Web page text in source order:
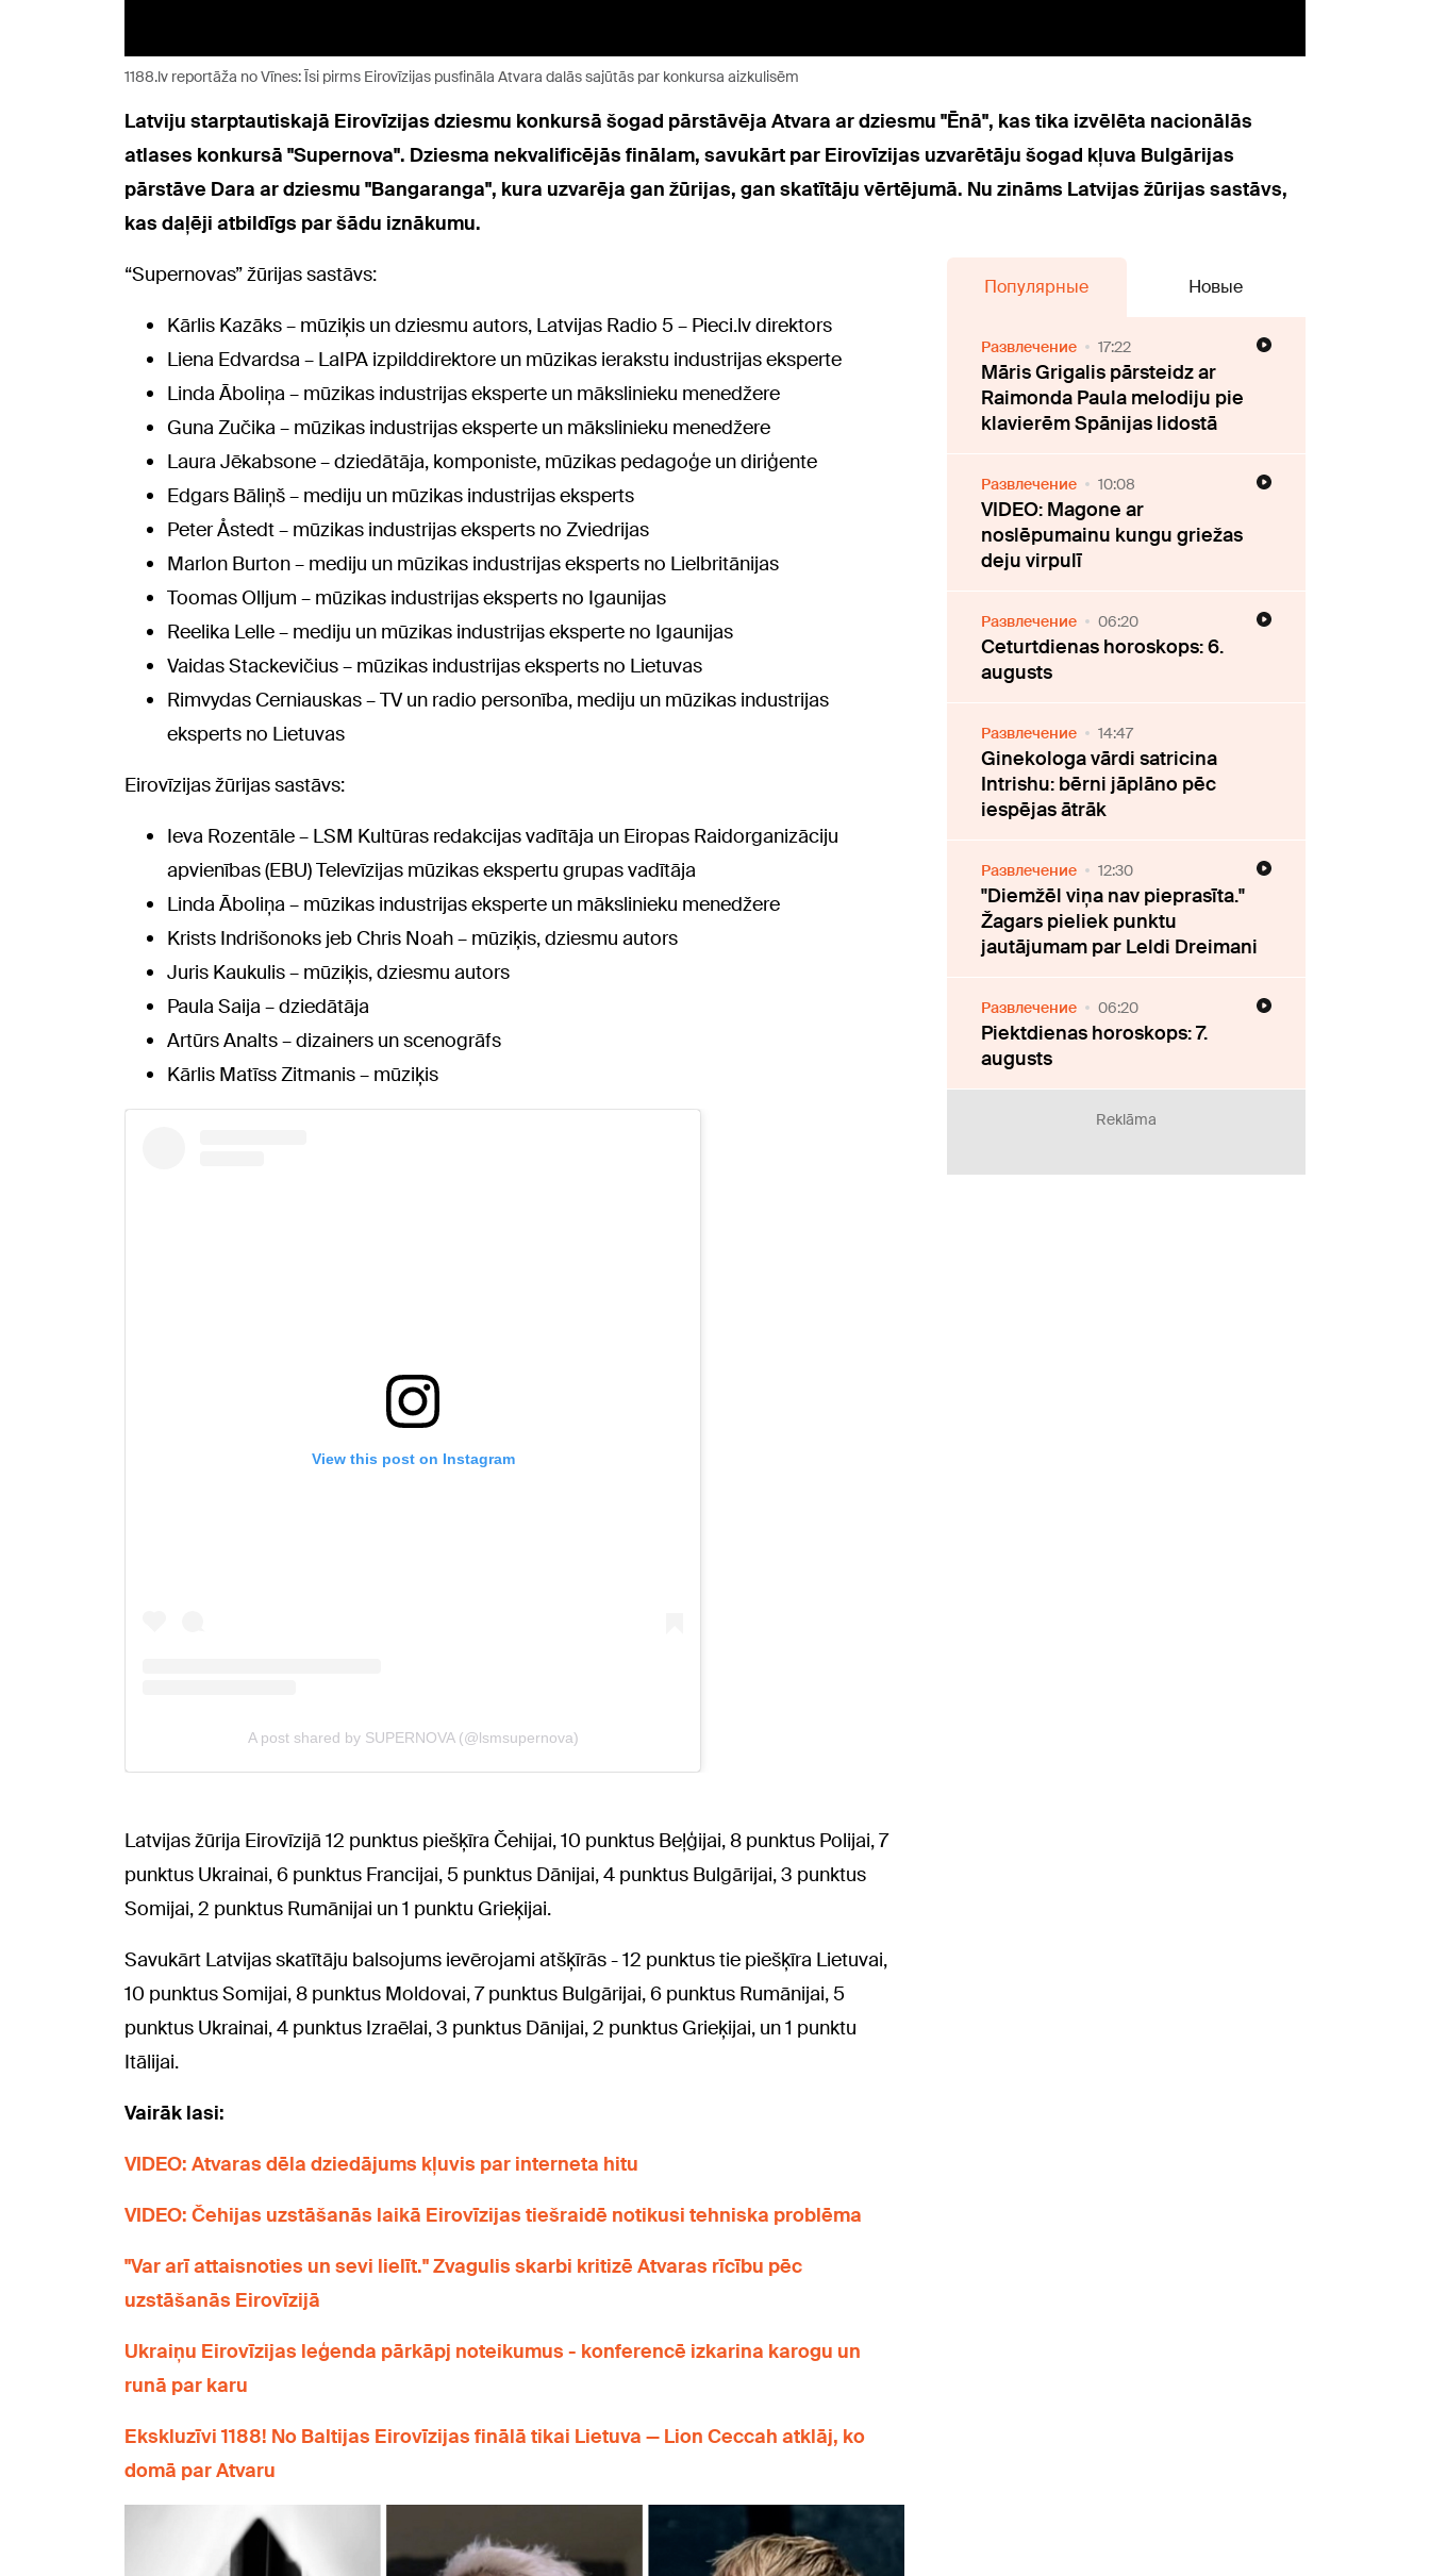
1188.lv reportāža no Vīnes: Īsi pirms Eirovīzijas pusfināla Atvara dalās sajūtās par konkursa aizkulisēm
Latviju starptautiskajā Eirovīzijas dziesmu konkursā šogad pārstāvēja Atvara ar dziesmu "Ēnā", kas tika izvēlēta nacionālās
atlases konkursā "Supernova". Dziesma nekvalificējās finālam, savukārt par Eirovīzijas uzvarētāju šogad kļuva Bulgārijas
pārstāve Dara ar dziesmu "Bangaranga", kura uzvarēja gan žūrijas, gan skatītāju vērtējumā. Nu zināms Latvijas žūrijas sastāvs,
kas daļēji atbildīgs par šādu iznākumu.
“Supernovas” žūrijas sastāvs:
Kārlis Kazāks – mūziķis un dziesmu autors, Latvijas Radio 5 – Pieci.lv direktors
Liena Edvardsa – LaIPA izpilddirektore un mūzikas ierakstu industrijas eksperte
Linda Āboliņa – mūzikas industrijas eksperte un mākslinieku menedžere
Guna Zučika – mūzikas industrijas eksperte un mākslinieku menedžere
Laura Jēkabsone – dziedātāja, komponiste, mūzikas pedagoģe un diriģente
Edgars Bāliņš – mediju un mūzikas industrijas eksperts
Peter Åstedt – mūzikas industrijas eksperts no Zviedrijas
Marlon Burton – mediju un mūzikas industrijas eksperts no Lielbritānijas
Toomas Olljum – mūzikas industrijas eksperts no Igaunijas
Reelika Lelle – mediju un mūzikas industrijas eksperte no Igaunijas
Vaidas Stackevičius – mūzikas industrijas eksperts no Lietuvas
Rimvydas Cerniauskas – TV un radio personība, mediju un mūzikas industrijas
eksperts no Lietuvas
Eirovīzijas žūrijas sastāvs:
Ieva Rozentāle – LSM Kultūras redakcijas vadītāja un Eiropas Raidorganizāciju
apvienības (EBU) Televīzijas mūzikas ekspertu grupas vadītāja
Linda Āboliņa – mūzikas industrijas eksperte un mākslinieku menedžere
Krists Indrišonoks jeb Chris Noah – mūziķis, dziesmu autors
Juris Kaukulis – mūziķis, dziesmu autors
Paula Saija – dziedātāja
Artūrs Analts – dizainers un scenogrāfs
Kārlis Matīss Zitmanis – mūziķis
Latvijas žūrija Eirovīzijā 12 punktus piešķīra Čehijai, 10 punktus Beļģijai, 8 punktus Polijai, 7
punktus Ukrainai, 6 punktus Francijai, 5 punktus Dānijai, 4 punktus Bulgārijai, 3 punktus
Somijai, 2 punktus Rumānijai un 1 punktu Grieķijai.
Savukārt Latvijas skatītāju balsojums ievērojami atšķīrās - 12 punktus tie piešķīra Lietuvai,
10 punktus Somijai, 8 punktus Moldovai, 7 punktus Bulgārijai, 6 punktus Rumānijai, 5
punktus Ukrainai, 4 punktus Izraēlai, 3 punktus Dānijai, 2 punktus Grieķijai, un 1 punktu
Itālijai.
Vairāk lasi:
VIDEO: Atvaras dēla dziedājums kļuvis par interneta hitu
VIDEO: Čehijas uzstāšanās laikā Eirovīzijas tiešraidē notikusi tehniska problēma
"Var arī attaisnoties un sevi lielīt." Zvagulis skarbi kritizē Atvaras rīcību pēc
uzstāšanās Eirovīzijā
Ukraiņu Eirovīzijas leģenda pārkāpj noteikumus - konferencē izkarina karogu un
runā par karu
Ekskluzīvi 1188! No Baltijas Eirovīzijas finālā tikai Lietuva — Lion Ceccah atklāj, ko
domā par Atvaru
Популярные Новые
Развлечение 17:22
Māris Grigalis pārsteidz ar
Raimonda Paula melodiju pie
klavierēm Spānijas lidostā
Развлечение 10:08
VIDEO: Magone ar
noslēpumainu kungu griežas
deju virpulī
Развлечение 06:20
Ceturtdienas horoskops: 6.
augusts
Развлечение 14:47
Ginekologa vārdi satricina
Intrishu: bērni jāplāno pēc
iespējas ātrāk
Развлечение 12:30
"Diemžēl viņa nav pieprasīta."
Žagars pieliek punktu
jautājumam par Leldi Dreimani
Развлечение 06:20
Piektdienas horoskops: 7.
augusts
Reklāma